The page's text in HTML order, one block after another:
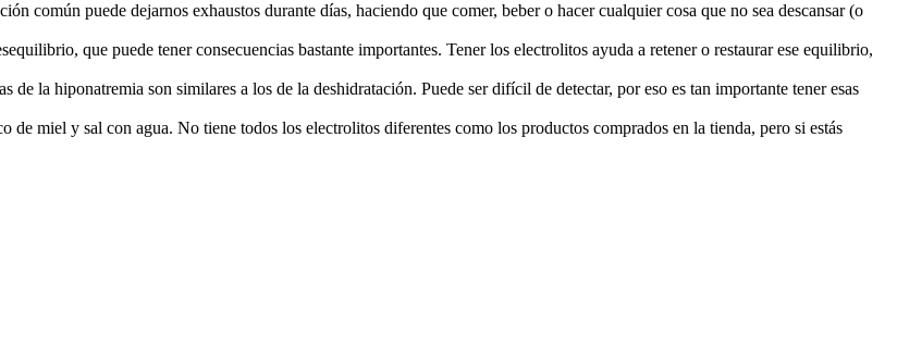
común puede dejarnos exhaustos durante días, haciendo que comer, beber o hacer cualquier cosa que no sea descansar (o
que puede tener consecuencias bastante importantes. Tener los electrolitos ayuda a retener o restaurar ese equilibrio,
la hiponatremia son similares a los de la deshidratación. Puede ser difícil de detectar, por eso es tan importante tener esas
de miel y sal con agua. No tiene todos los electrolitos diferentes como los productos comprados en la tienda, pero si estás